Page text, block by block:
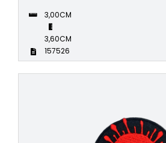
3,00CM
3,60CM
157526